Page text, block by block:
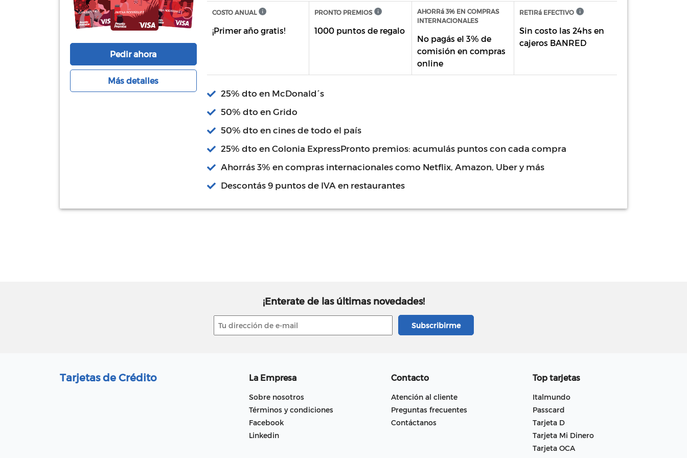
Pedir ahora
Más detalles
COSTO ANUAL
¡Primer año gratis!
PRONTO PREMIOS
1000 puntos de regalo
AHORRá 3% EN COMPRAS
INTERNACIONALES
No pagás el 3% de
comisión en compras
online
RETIRá EFECTIVO
Sin costo las 24hs en
cajeros BANRED
25% dto en McDonald´s
50% dto en Grido
50% dto en cines de todo el país
25% dto en Colonia ExpressPronto premios: acumulás puntos con cada compra
Ahorrás 3% en compras internacionales como Netflix, Amazon, Uber y más
Descontás 9 puntos de IVA en restaurantes
¡Enterate de las últimas novedades!
Tarjetas de Crédito La Empresa
Sobre nosotros
Términos y condiciones
Facebook
Linkedin
Contacto
Atención al cliente
Preguntas frecuentes
Contáctanos
Top tarjetas
Italmundo
Passcard
Tarjeta D
Tarjeta Mi Dinero
Tarjeta OCA